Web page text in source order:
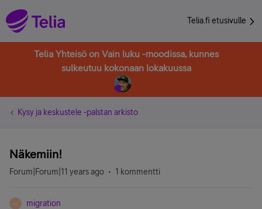
Telia.fi etusivulle
Telia Yhteisö on Vain luku -moodissa, kunnes
sulkeutuu kokonaan lokakuussa
Kysy ja keskustele -palstan arkisto
Näkemiin!
Forum|Forum|11 years ago 1 kommentti
M migration